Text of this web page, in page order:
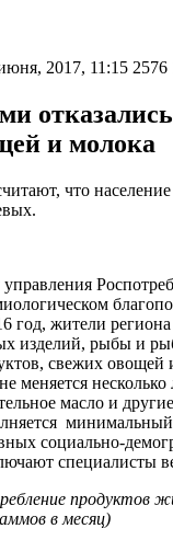
2017, 11:15 2576
и молока
что население
год, жители
изделий, рыбы и
свежих овощей
меняется
масло и
минимальный
социально-
специалисты
продуктов
в месяц)